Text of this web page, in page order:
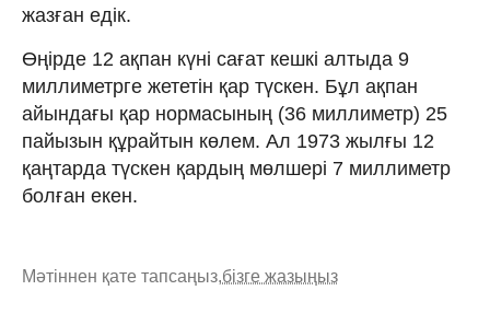
жазған едік.
Өңірде 12 ақпан күні сағат кешкі алтыда 9
миллиметрге жететін қар түскен. Бұл ақпан
айындағы қар нормасының (36 миллиметр) 25
пайызын құрайтын көлем. Ал 1973 жылғы 12
қаңтарда түскен қардың мөлшері 7 миллиметр
болған екен.
Мәтіннен қате тапсаңыз,бізге жазыңыз